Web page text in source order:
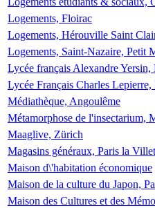
Logements, Floirac
Logements, Hérouville Saint
Logements, Saint-Nazaire, Petit
Lycée français Alexandre
Lycée Français Charles
Médiathèque, Angoulême
Métamorphose de l'insectarium,
Maaglive, Zürich
Magasins généraux, Paris la
Maison d\'habitation économique
Maison de la culture du Japon,
Maison des Cultures et des